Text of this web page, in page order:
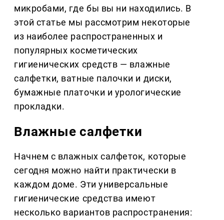
микробами, где бы вы ни находились. В
этой статье мы рассмотрим некоторые
из наиболее распространенных и
популярных косметических
гигиенических средств — влажные
салфетки, ватные палочки и диски,
бумажные платочки и урологические
прокладки.
Влажные салфетки
Начнем с влажных салфеток, которые
сегодня можно найти практически в
каждом доме. Эти универсальные
гигиенические средства имеют
несколько вариантов распространения: